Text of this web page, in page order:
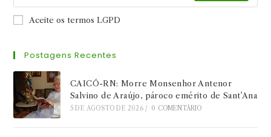
Aceite os termos LGPD
Postagens Recentes
CAICÓ-RN: Morre Monsenhor Antenor
Salvino de Araújo, pároco emérito de Sant’Ana
5 DE AGOSTO DE 2026 / 0 COMENTÁRIO